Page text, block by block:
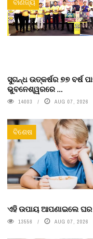
ବାଣିଜ୍ୟ
ସୁଗନ୍ଧ ଉତ୍କର୍ଷର ୭୭ ବର୍ଷ
ଭୁବନେଶ୍ୱରରେ ...
14003 AUG 07, 2026
ବିଶେଷ
ଏହି ଉପାୟ ଆପଣାଇଲେ ଘର
13556 AUG 07, 2026